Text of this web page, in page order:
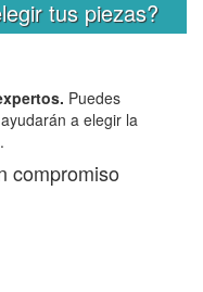
tus piezas?
Puedes
a elegir la
compromiso